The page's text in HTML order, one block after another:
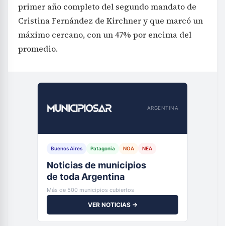
primer año completo del segundo mandato de
Cristina Fernández de Kirchner y que marcó un
máximo cercano, con un 47% por encima del
promedio.
ARGENTINA
Buenos Aires Patagonia NOA NEA
Noticias de municipios
de toda Argentina
Más de 500 municipios cubiertos
VER NOTICIAS →